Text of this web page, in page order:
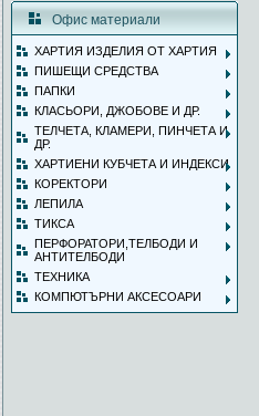
Офис материали
ХАРТИЯ ИЗДЕЛИЯ ОТ ХАРТИЯ
ПИШЕЩИ СРЕДСТВА
ПАПКИ
КЛАСЬОРИ, ДЖОБОВЕ И ДР.
ТЕЛЧЕТА, КЛАМЕРИ, ПИНЧЕТА И
ДР.
ХАРТИЕНИ КУБЧЕТА И ИНДЕКСИ
КОРЕКТОРИ
ЛЕПИЛА
ТИКСА
ПЕРФОРАТОРИ,ТЕЛБОДИ И
АНТИТЕЛБОДИ
ТЕХНИКА
КОМПЮТЪРНИ АКСЕСОАРИ